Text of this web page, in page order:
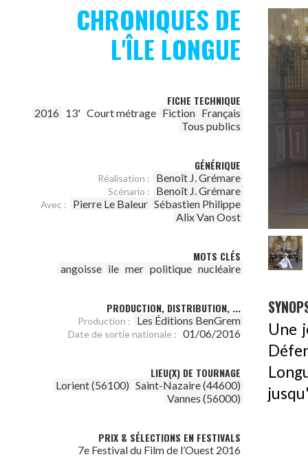
CHRONIQUES DE
L'ÎLE LONGUE
FICHE TECHNIQUE
2016 13' Court métrage Fiction Français
Tous publics
GÉNÉRIQUE
Réalisation : Benoît J. Grémare
Scénario : Benoît J. Grémare
Avec : Pierre Le Baleur Sébastien Philippe
Alix Van Oost
MOTS CLÉS
angoisse ile mer politique nucléaire
PRODUCTION, DISTRIBUTION, ...
Production : Les Éditions BenGrem
Date de sortie nationale : 01/06/2016
LIEU(X) DE TOURNAGE
Lorient (56100) Saint-Nazaire (44600)
Vannes (56000)
PRIX & SÉLECTIONS EN FESTIVALS
7e Festival du Film de l’Ouest 2016
Une